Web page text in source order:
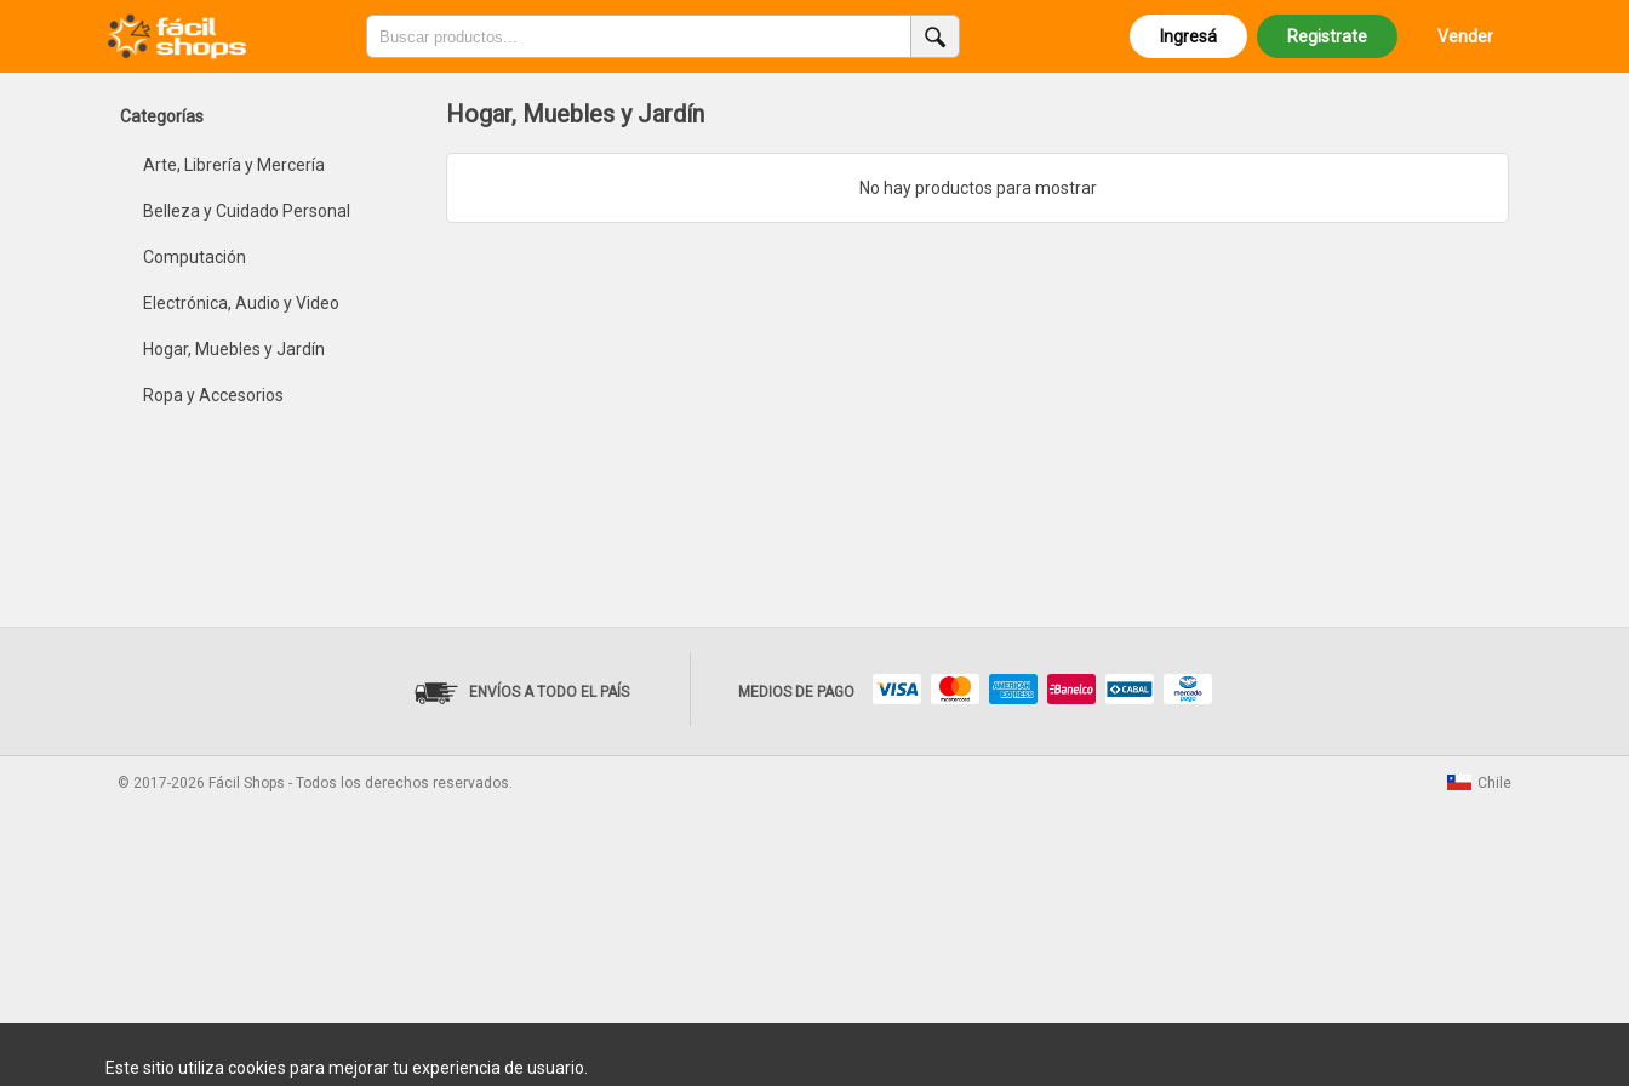
Vender
Registrate
Ingresá
Categorías
Arte, Librería y Mercería
Belleza y Cuidado Personal
Computación
Electrónica, Audio y Video
Hogar, Muebles y Jardín
Ropa y Accesorios
Hogar, Muebles y Jardín
No hay productos para mostrar
ENVÍOS A TODO EL PAÍS MEDIOS DE PAGO
© 2017-2026 Fácil Shops - Todos los derechos reservados. Chile
Este sitio utiliza cookies para mejorar tu experiencia de usuario.